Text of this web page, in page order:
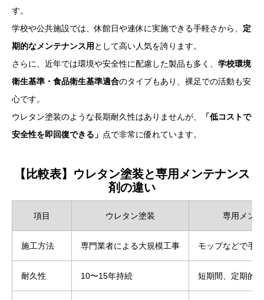
す。
学校や公共施設では、休館日や連休に実施できる手軽さから、 定
期的なメンテナンス用 として高い人気を誇ります。
さらに、近年では環境や安全性に配慮した製品も多く、 学校環境
衛生基準・食品衛生基準適合のタイプもあり、裸足での活動も安
心です。
ウレタン塗装のような長期耐久性はありませんが、
「低コストで
安全性を即回復できる」 点で非常に優れています。
【比較表】ウレタン塗装と専用メンテナンス
剤の違い
項目 ウレタン塗装 専用メン
施工方法 専門業者による大規模工事 モップなどで手
耐久性 10〜15年持続 短期間、定期的